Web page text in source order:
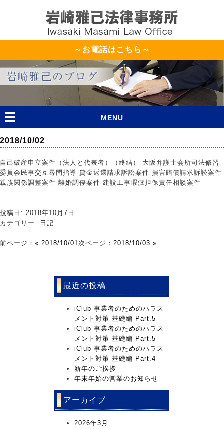
～お電話はこちら～
MENU
2018/10/02
自己破産申立案件（法人と代表者）（終結） 大阪弁護士会所司法修習
委員会民事交互尋問指導 貸金返還請求訴訟案件 損害賠償請求訴訟案件
親族関係調整案件 離婚調停案件 建設工事瑕疵担保責任相談案件
投稿日: 2018年10月7日
カテゴリー: 日記
前ページ： « 2018/10/01 次ページ： 2018/10/03 »
最近の投稿
iClub 事業者のためのハラス
メント対策 基礎編 Part.5
iClub 事業者のためのハラス
メント対策 基礎編 Part.5
iClub 事業者のためのハラス
メント対策 基礎編 Part.4
新年のご挨拶
年末年始の営業のお知らせ
アーカイブ
2026年3月